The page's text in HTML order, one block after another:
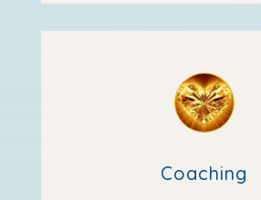
Coaching